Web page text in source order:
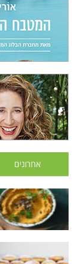
אחרונים